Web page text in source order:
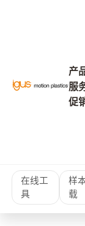
产
服
促
在线工
具
样
载